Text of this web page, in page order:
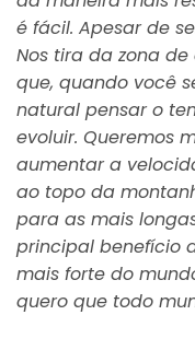
é fácil. Apesar de
Nos tira da zona
que, quando você
natural pensar o
evoluir. Queremos
aumentar a
ao topo da
para as mais
principal benefício
mais forte do
quero que todo